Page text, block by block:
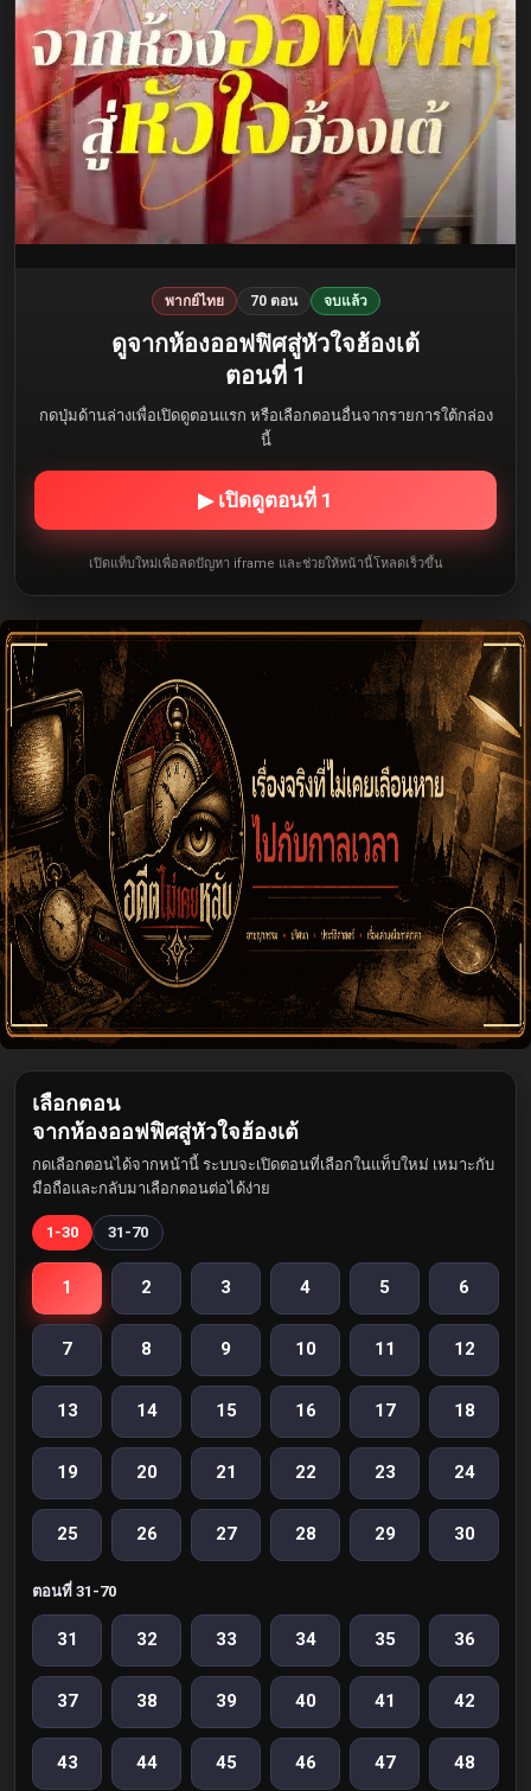
พากย์ไทย 70 ตอน จบแล้ว
ดูจากห้องออฟฟิศสู่หัวใจฮ้องเต้
ตอนที่ 1
กดปุ่มด้านล่างเพื่อเปิดดูตอนแรก หรือเลือกตอนอื่นจากรายการใต้กล่อง
นี้
▶ เปิดดูตอนที่ 1
เปิดแท็บใหม่เพื่อลดปัญหา iframe และช่วยให้หน้านี้โหลดเร็วขึ้น
เลือกตอน
จากห้องออฟฟิศสู่หัวใจฮ้องเต้
กดเลือกตอนได้จากหน้านี้ ระบบจะเปิดตอนที่เลือกในแท็บใหม่ เหมาะกับ
มือถือและกลับมาเลือกตอนต่อได้ง่าย
1-30 31-70
1 2 3 4 5 6
7 8 9 10 11 12
13 14 15 16 17 18
19 20 21 22 23 24
25 26 27 28 29 30
ตอนที่ 31-70
31 32 33 34 35 36
37 38 39 40 41 42
43 44 45 46 47 48